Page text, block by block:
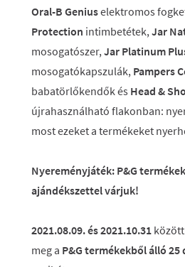
Oral-B Geniuselektromos
Protection intimbetétek,Jar
mosogatószer,Jar Platinum
mosogatókapszulák, Pampers
babatörlőkendők és Head &
újrahasználható flakonban:
most ezeket a termékeket
Nyereményjáték: P&G
ajándékszettel várjuk!
2021.08.09. és2021.10.31
meg a P&G termékekből álló